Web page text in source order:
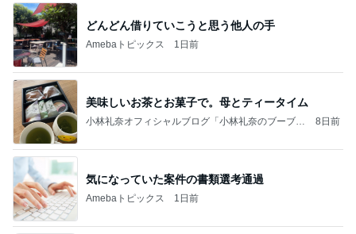
どんどん借りていこうと思う他人の手
Amebaトピックス 1日前
美味しいお茶とお菓子で。母とティータイム
小林礼奈オフィシャルブログ「小林礼奈のブーブー
8日前
気になっていた案件の書類選考通過
Amebaトピックス 1日前